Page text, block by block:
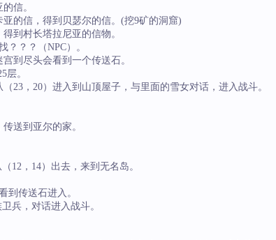
信。
的信，得到贝瑟尔的信。(挖9矿的洞窟)
到村长塔拉尼亚的信物。
？？（NPC）。
到尽头会看到一个传送石。
层。
23，20）进入到山顶屋子，与里面的雪女对话，进入战斗。
送到亚尔的家。
12，14）出去，来到无名岛。
到传送石进入。
兵，对话进入战斗。